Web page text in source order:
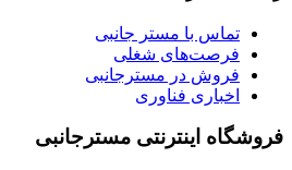
تماس با مستر جانبی
فرصت‌های شغلی
فروش در مسترجانبی
اخباری فناوری
فروشگاه اینترنتی مسترجانبی